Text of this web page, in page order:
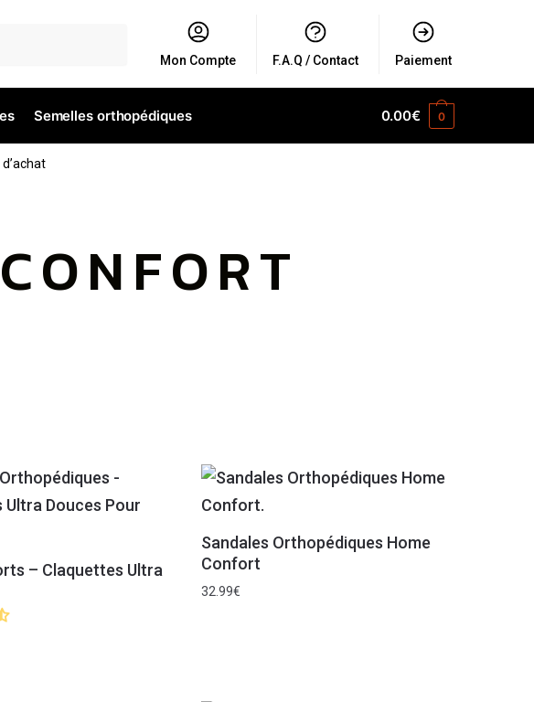
Mon Compte F.A.Q / Contact Paiement
Semelles orthopédiques 0.00€ 0
– Claquettes Ultra
Sandales Orthopédiques Home
Confort
32.99€